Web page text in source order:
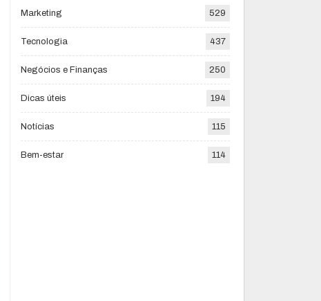
Marketing 529
Tecnologia 437
Negócios e Finanças 250
Dicas úteis 194
Notícias 115
Bem-estar 114